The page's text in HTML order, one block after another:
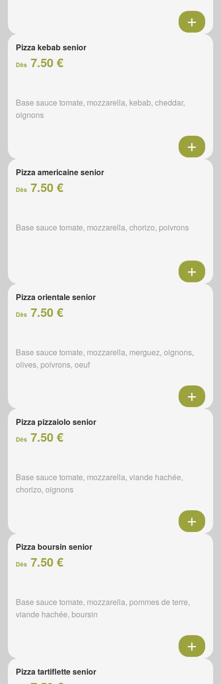
Pizza kebab senior
Dès 7.50 €
Base sauce tomate, mozzarella, kebab, cheddar,
oignons
Pizza americaine senior
Dès 7.50 €
Base sauce tomate, mozzarella, chorizo, poivrons
Pizza orientale senior
Dès 7.50 €
Base sauce tomate, mozzarella, merguez, oignons,
olives, poivrons, oeuf
Pizza pizzaiolo senior
Dès 7.50 €
Base sauce tomate, mozzarella, viande hachée,
chorizo, oignons
Pizza boursin senior
Dès 7.50 €
Base sauce tomate, mozzarella, pommes de terre,
viande hachée, boursin
Pizza tartiflette senior